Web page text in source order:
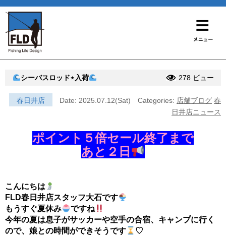
シーバスロッド⋆入荷 278 ビュー
春日井店 Date: 2025.07.12(Sat) Categories: 店舗ブログ 春
日井店ニュース
ポイント５倍セール終了まで
あと２日
こんにちは
FLD春日井店スタッフ大石です
もうすぐ夏休み
ですね
今年の夏は息子がサッカーや空手の合宿、キャンプに行く
ので、娘との時間ができそうです
♡